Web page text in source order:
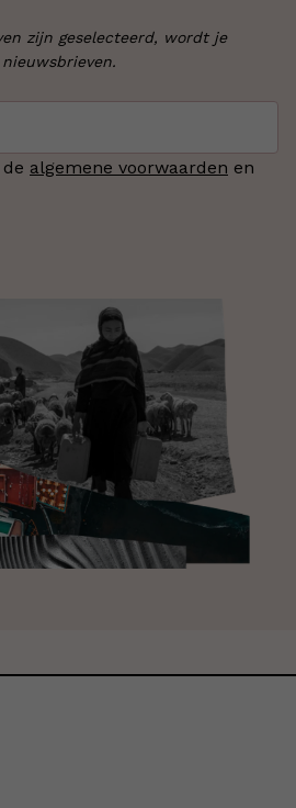
zijn geselecteerd, wordt je
algemene voorwaarden en